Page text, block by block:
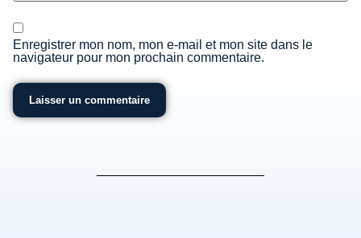
Enregistrer mon nom, mon e-mail et mon site dans le
navigateur pour mon prochain commentaire.